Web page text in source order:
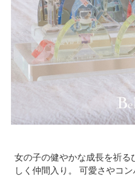
女の子の健やかな成長を祈る
しく仲間入り。 可愛さやコ